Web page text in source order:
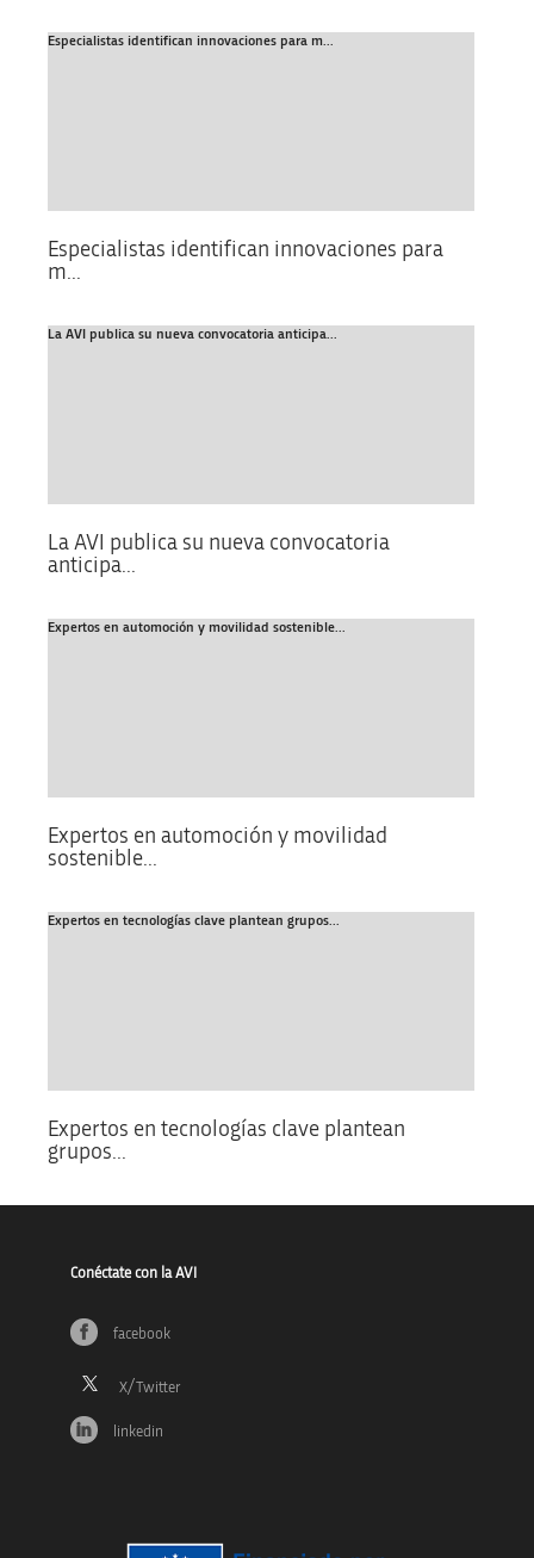
Especialistas identifican innovaciones para m...
Especialistas identifican innovaciones para
m...
La AVI publica su nueva convocatoria anticipa...
La AVI publica su nueva convocatoria
anticipa...
Expertos en automoción y movilidad sostenible...
Expertos en automoción y movilidad
sostenible...
Expertos en tecnologías clave plantean grupos...
Expertos en tecnologías clave plantean
grupos...
Conéctate con la AVI
facebook
linkedin